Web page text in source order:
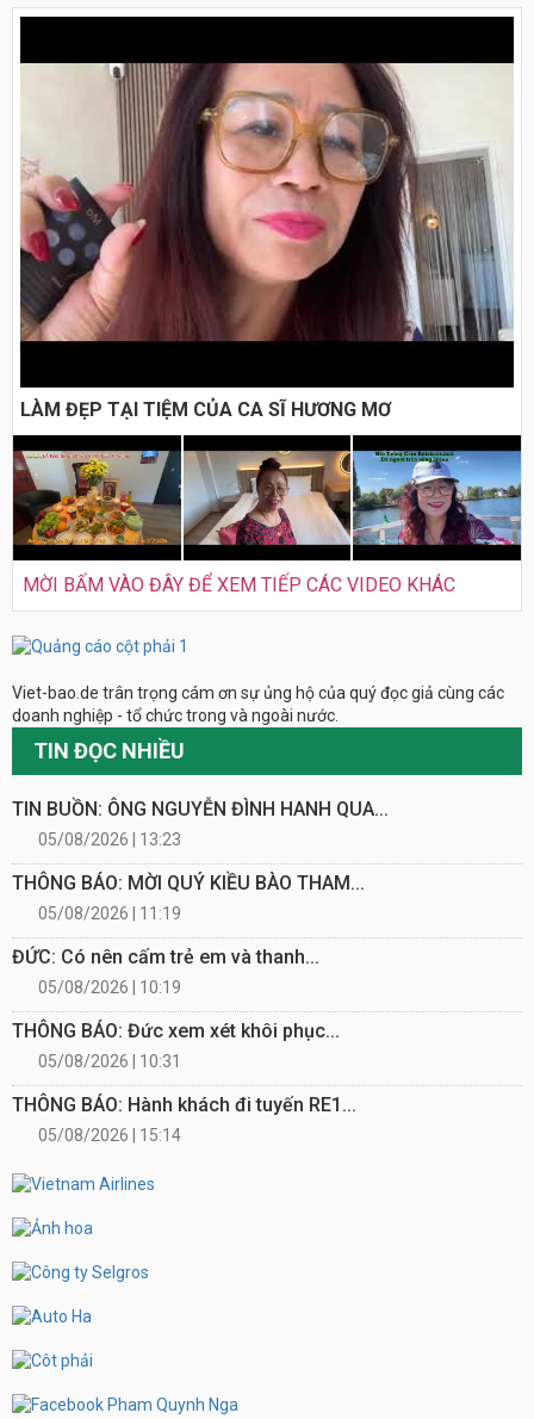
LÀM ĐẸP TẠI TIỆM CỦA CA SĨ HƯƠNG MƠ
MỜI BẤM VÀO ĐÂY ĐỂ XEM TIẾP CÁC VIDEO KHÁC
Viet-bao.de trân trọng cám ơn sự ủng hộ của quý đọc giả cùng các
doanh nghiệp - tổ chức trong và ngoài nước.
TIN ĐỌC NHIỀU
TIN BUỒN: ÔNG NGUYỄN ĐÌNH HANH QUA...
05/08/2026 | 13:23
THÔNG BÁO: MỜI QUÝ KIỀU BÀO THAM...
05/08/2026 | 11:19
ĐỨC: Có nên cấm trẻ em và thanh...
05/08/2026 | 10:19
THÔNG BÁO: Đức xem xét khôi phục...
05/08/2026 | 10:31
THÔNG BÁO: Hành khách đi tuyến RE1...
05/08/2026 | 15:14